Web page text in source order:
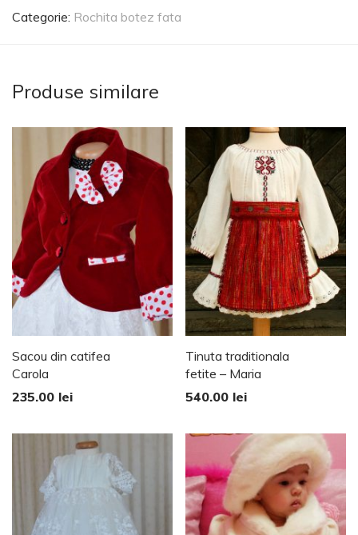
Categorie: Rochita botez fata
Produse similare
Sacou din catifea
Carola
235.00 lei
Tinuta traditionala
fetite – Maria
540.00 lei